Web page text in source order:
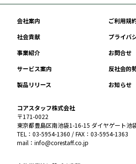
会社案内
ご利用規
社会貢献
プライバ
事業紹介
お問合せ
サービス案内
反社会的
製品リリース
お知らせ
コアスタッフ株式会社
〒171-0022
東京都豊島区南池袋1-16-15 ダイヤゲート池
TEL：03-5954-1360 / FAX：03-5954-1363
mail：info@corestaff.co.jp